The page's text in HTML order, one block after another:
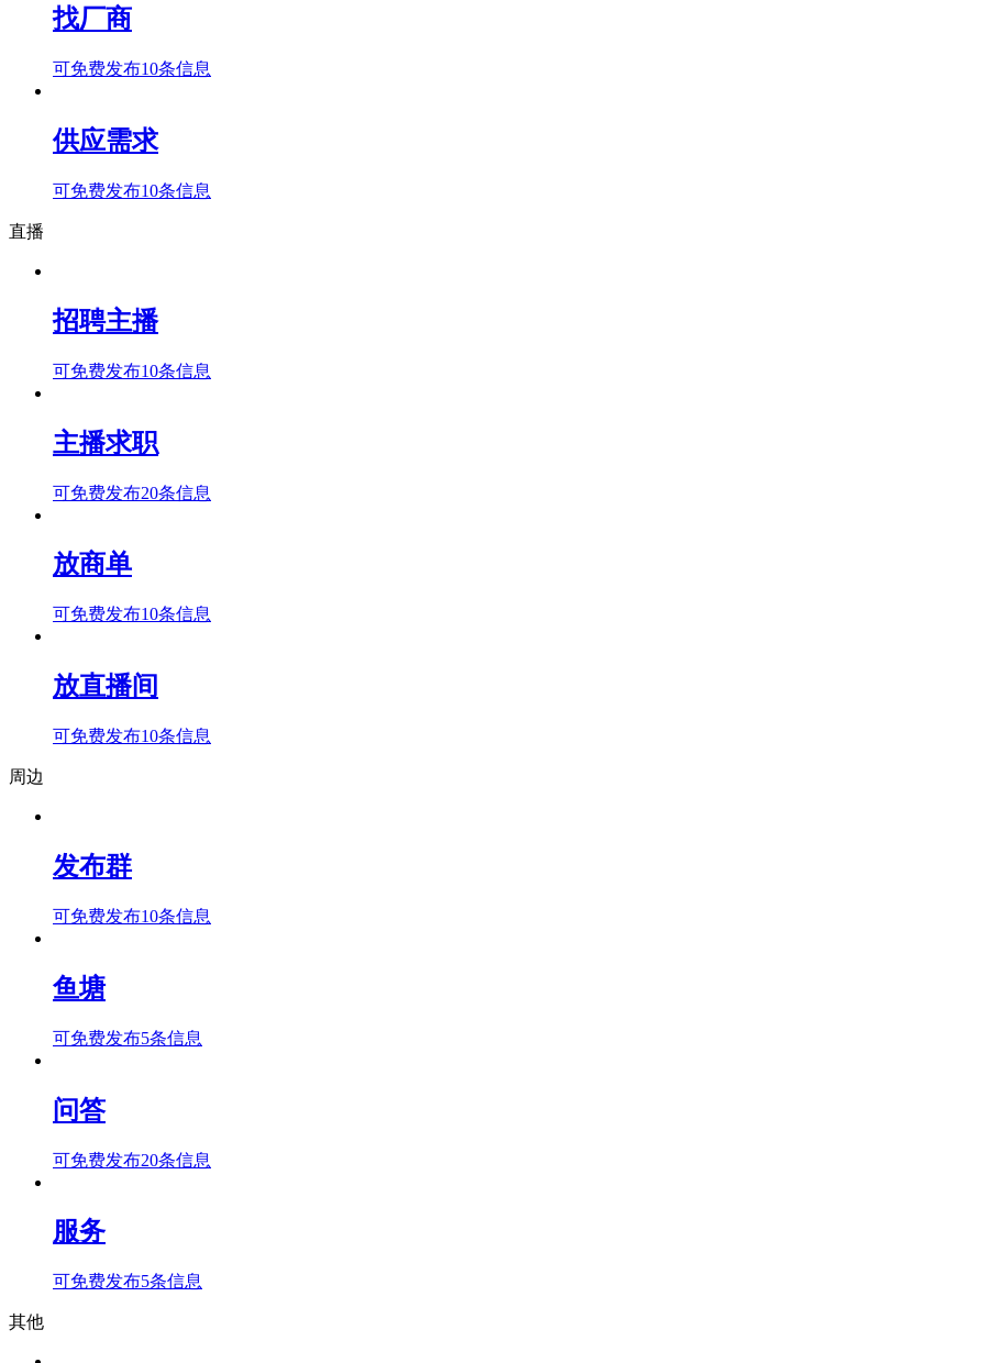
找厂商
可免费发布10条信息
供应需求
可免费发布10条信息
直播
招聘主播
可免费发布10条信息
主播求职
可免费发布20条信息
放商单
可免费发布10条信息
放直播间
可免费发布10条信息
周边
发布群
可免费发布10条信息
鱼塘
可免费发布5条信息
问答
可免费发布20条信息
服务
可免费发布5条信息
其他